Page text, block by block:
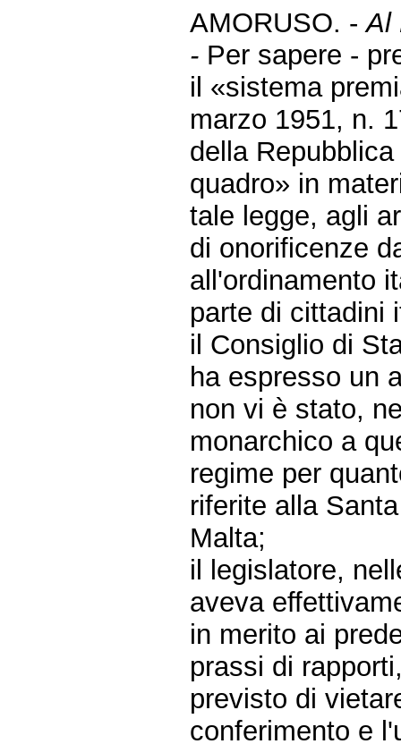
AMORUSO. -Al
- Per sapere -
il «sistema
marzo 1951, n.
della
quadro» in
tale legge, agli
di onorificenze
all'ordinamento
parte di cittadini
il Consiglio di
ha espresso un
non vi è stato,
monarchico a
regime per
riferite alla
Malta;
il legislatore,
aveva
in merito ai
prassi di
previsto di
conferimento e